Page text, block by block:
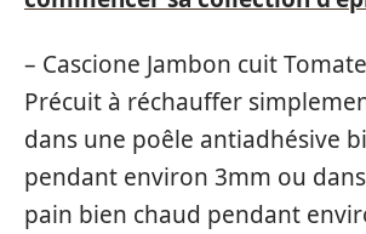
– Cascione Jambon cuit
Précuit à réchauffer
dans une poêle antiadhésive
pendant environ 3mm ou
pain bien chaud pendant